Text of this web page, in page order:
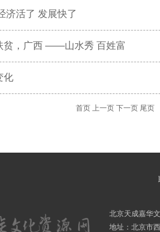
济活了 发展快了
贫，广西 ——山水秀 百姓富
化
首页 上一页 下一页 尾页
北京天成嘉华
地址：北京市